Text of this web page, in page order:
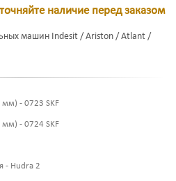
наличие перед заказом
машин Indesit / Ariston / Atlant /
- 0723 SKF
- 0724 SKF
- Hudra 2